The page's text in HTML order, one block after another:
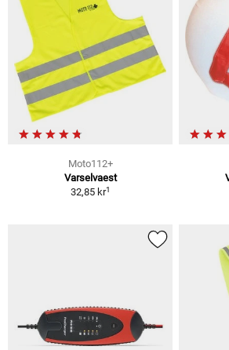
Moto112+
Varselvaest
32,85 kr1